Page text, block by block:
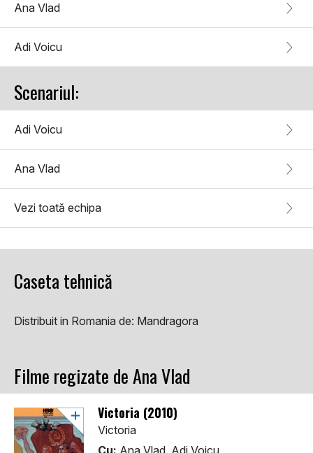
Ana Vlad
Adi Voicu
Scenariul:
Adi Voicu
Ana Vlad
Vezi toată echipa
Caseta tehnică
Distribuit in Romania de: Mandragora
Filme regizate de Ana Vlad
Victoria (2010)
Victoria